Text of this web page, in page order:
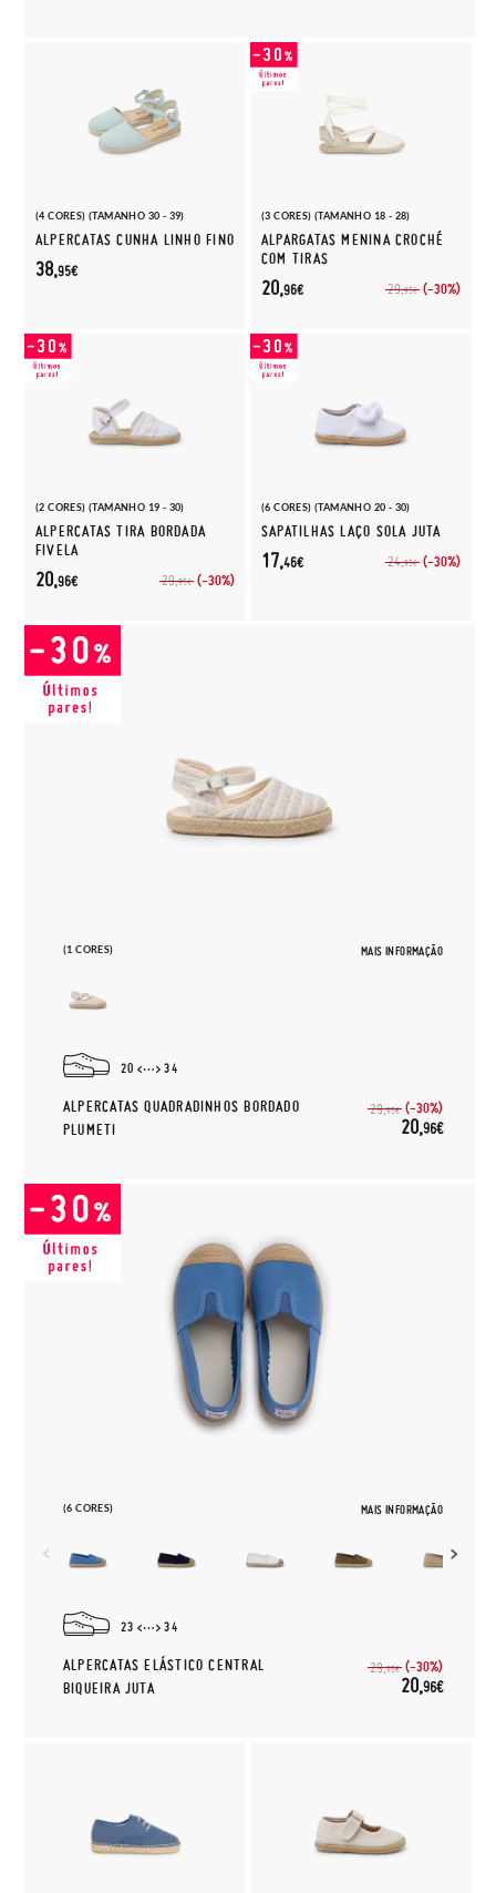
(4 CORES) (TAMANHO 30 - 39)
ALPERCATAS CUNHA LINHO FINO
38,95€
(3 CORES) (TAMANHO 18 - 28)
ALPARGATAS MENINA CROCHÉ
COM TIRAS
29,95€ (-30%)
20,96€
(2 CORES) (TAMANHO 19 - 30)
ALPERCATAS TIRA BORDADA
FIVELA
29,95€ (-30%)
20,96€
(6 CORES) (TAMANHO 20 - 30)
SAPATILHAS LAÇO SOLA JUTA
24,95€ (-30%)
17,46€
(1 CORES) MAIS INFORMAÇÃO
20 34
ALPERCATAS QUADRADINHOS BORDADO
PLUMETI
29,95€ (-30%)
20,96€
(6 CORES) MAIS INFORMAÇÃO
23 34
ALPERCATAS ELÁSTICO CENTRAL
BIQUEIRA JUTA
29,95€ (-30%)
20,96€